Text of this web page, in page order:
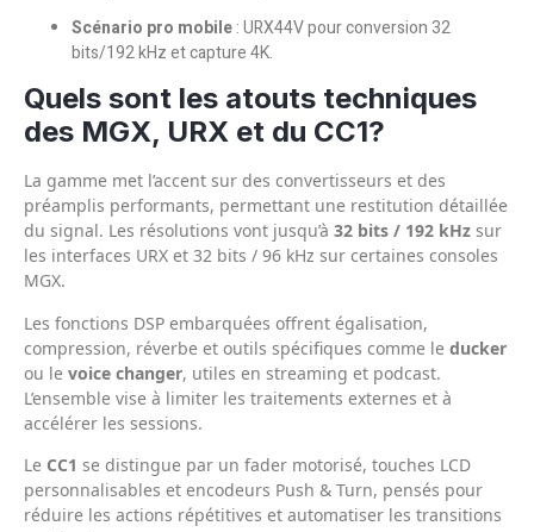
Scénario pro mobile: URX44V pour conversion 32
bits/192 kHz et capture 4K.
Quels sont les atouts techniques
des MGX, URX et du CC1?
La gamme met l’accent sur des convertisseurs et des
préamplis performants, permettant une restitution détaillée
du signal. Les résolutions vont jusqu’à 32 bits / 192 kHz sur
les interfaces URX et 32 bits / 96 kHz sur certaines consoles
MGX.
Les fonctions DSP embarquées offrent égalisation,
compression, réverbe et outils spécifiques comme le ducker
ou le voice changer, utiles en streaming et podcast.
L’ensemble vise à limiter les traitements externes et à
accélérer les sessions.
Le CC1 se distingue par un fader motorisé, touches LCD
personnalisables et encodeurs Push & Turn, pensés pour
réduire les actions répétitives et automatiser les transitions